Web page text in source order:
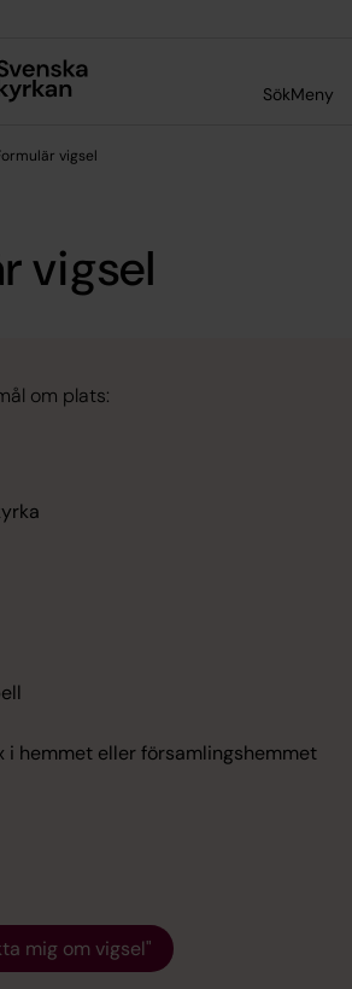
SökMeny
vigsel
vigsel
om plats:
i hemmet eller församlingshemmet
mig om vigsel"